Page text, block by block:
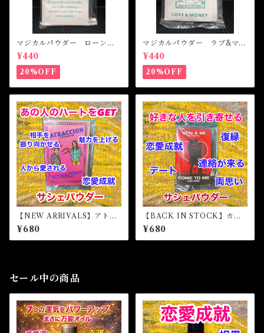
マジカルパウダー ローンア
ップルーバル Magical Pow
der LOAN APPROVAL
¥440
20%OFF
マジカルパウダー ラブ&マネ
ー Magical Powder LOVE
&MONEY
¥440
20%OFF
【NEW ARRIVALS】アトラ
クション マジカルパウダ
ー・魔女パウダー ATTRAC
TION Magical Powder
¥680
【BACK IN STOCK】カム
トゥーミー マジカルパウダ
ー・魔女パウダー COME T
O ME Magical Powder
¥680
セール中の商品